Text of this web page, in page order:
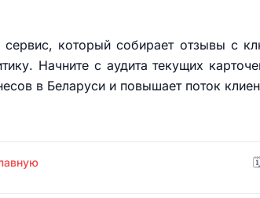
сервис, который собирает отзывы с
Начните с аудита текущих
в Беларуси и повышает поток